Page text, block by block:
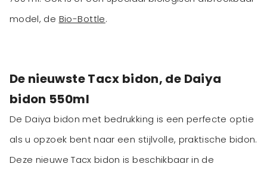
model, de Bio-Bottle.
De nieuwste Tacx bidon, de Daiya
bidon 550ml
De Daiya bidon met bedrukking is een perfecte optie
als u opzoek bent naar een stijlvolle, praktische bidon.
Deze nieuwe Tacx bidon is beschikbaar in de